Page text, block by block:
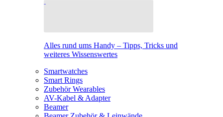
Alles rund ums Handy – Tipps, Tricks und
weiteres Wissenswertes
Smartwatches
Smart Rings
Zubehör Wearables
AV-Kabel & Adapter
Beamer